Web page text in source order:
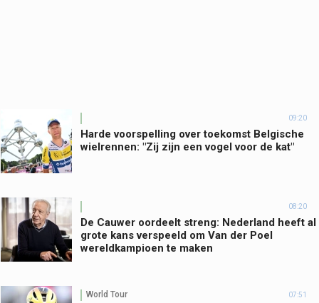
09:20
Harde voorspelling over toekomst Belgische
wielrennen: "Zij zijn een vogel voor de kat"
08:20
De Cauwer oordeelt streng: Nederland heeft al
grote kans verspeeld om Van der Poel
wereldkampioen te maken
World Tour 07:51